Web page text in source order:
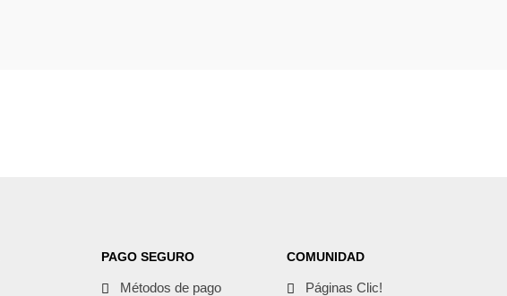
PAGO SEGURO
Métodos de pago
COMUNIDAD
Páginas Clic!